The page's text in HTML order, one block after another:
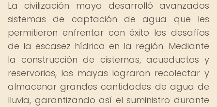
La civilización maya desarrolló avanzados
sistemas de captación de agua que les
permitieron enfrentar con éxito los desafíos
de la escasez hídrica en la región. Mediante
la construcción de cisternas, acueductos y
reservorios, los mayas lograron recolectar y
almacenar grandes cantidades de agua de
lluvia, garantizando así el suministro durante